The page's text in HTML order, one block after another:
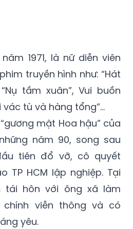
1971, là nữ diễn viên
truyền hình như: “Hát
tầm xuân”, Vui buồn
vác tù và hàng tổng”…
mặt Hoa hậu” của
năm 90, song sau
tiên đổ vỡ, cô quyết
TP HCM lập nghiệp. Tại
tái hôn với ông xã làm
viễn thông và có
yêu.